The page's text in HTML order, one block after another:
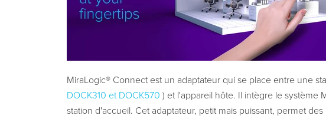
MiraLogic® Connect est un adaptateur qui se place entre une
DOCK310 et DOCK570 ) et l'appareil hôte. Il intègre le système
station d'accueil. Cet adaptateur, petit mais puissant, permet